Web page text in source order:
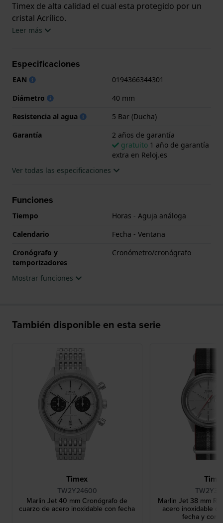
Timex de alta calidad el cual esta protegido por un
cristal Acrílico.
reloj viene con 2 años de garantía.
Leer más
Especificaciones
EAN
0194366344301
Diámetro
40 mm
Resistencia al agua
5 Bar (Ducha)
Garantía
2 años de garantía
gratuito 1 año de garantía
extra en Reloj.es
Ver todas las especificaciones
Funciones
Tiempo
Horas - Aguja análoga
Calendario
Fecha - Ventana
Cronógrafo y
temporizadores
Cronómetro/cronógrafo
Mostrar funciones
También disponible en esta serie
Timex
TW2Y24600
Marlin Jet 40 mm Cronógrafo de
cuarzo de acero inoxidable con fecha
Marlin Jet 38 mm
acero inoxidable
fecha y